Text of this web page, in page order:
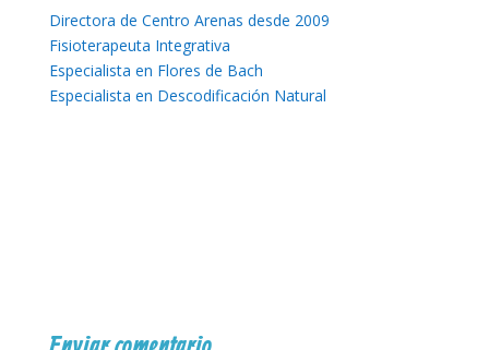
Directora de Centro Arenas desde 2009
Fisioterapeuta Integrativa
Especialista en Flores de Bach
Especialista en Descodificación Natural